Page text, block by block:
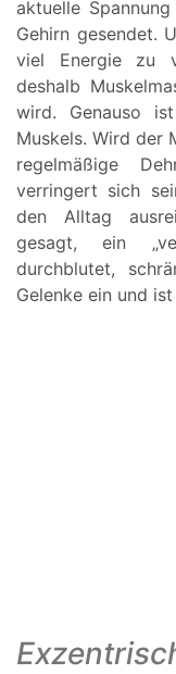
aktuelle
Gehirn gesendet.
viel Energie zu
deshalb
wird. Genauso
Muskels. Wird der
regelmäßige
verringert sich
den Alltag
gesagt, ein
durchblutet,
Gelenke ein und